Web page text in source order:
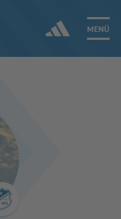
MENÜ